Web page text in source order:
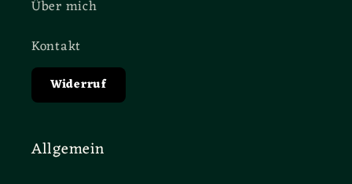
Über mich
Kontakt
Widerruf
Allgemein